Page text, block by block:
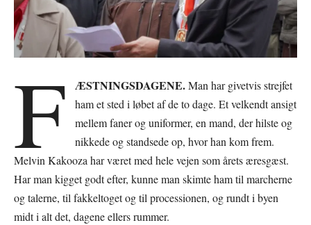
F ÆSTNINGSDAGENE.Man har givetvis strejfet
ham et sted i løbet af de to dage. Et velkendt ansigt
mellem faner og uniformer, en mand, der hilste og
nikkede og standsede op, hvor han kom frem.
Melvin Kakooza har været med hele vejen som årets æresgæst.
Har man kigget godt efter, kunne man skimte ham til marcherne
og talerne, til fakkeltoget og til processionen, og rundt i byen
midt i alt det, dagene ellers rummer.